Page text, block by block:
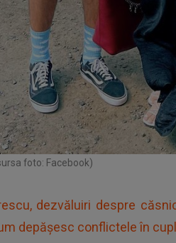
foto: Facebook)
dezvăluiri despre
depășesc conflictele în